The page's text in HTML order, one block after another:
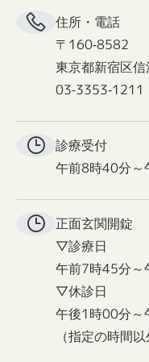
住所・電話
〒160-8582
東京都新宿区
03-3353-1211
診療受付
午前8時40分
正面玄関開錠
▽診療日
午前7時45分～
▽休診日
午後1時00分～
（指定の時間